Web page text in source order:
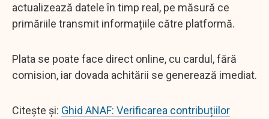
actualizează datele în timp real, pe măsură ce
primăriile transmit informațiile către platformă.
Plata se poate face direct online, cu cardul, fără
comision, iar dovada achitării se generează imediat.
Citește și: Ghid ANAF: Verificarea contribuțiilor